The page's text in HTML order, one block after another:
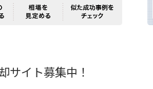
サイト募集中！